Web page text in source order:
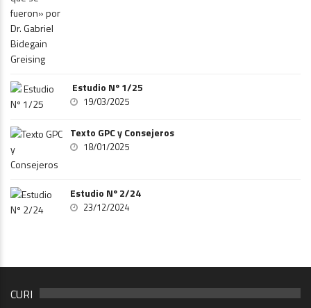
Estudio Nº 1/25
19/03/2025
Texto GPC y Consejeros
18/01/2025
Estudio Nº 2/24
23/12/2024
CURI